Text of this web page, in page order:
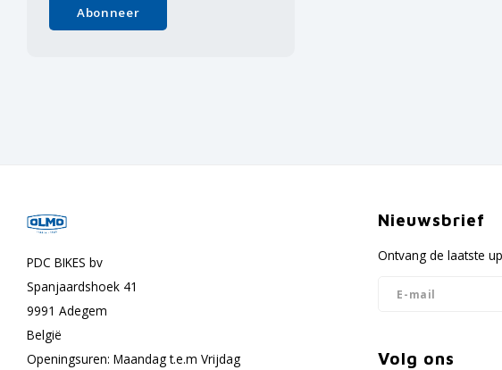
Abonneer
PDC BIKES bv
Spanjaardshoek 41
9991 Adegem
België
Openingsuren: Maandag t.e.m Vrijdag
Nieuwsbrief
Ontvang de laatste
Volg ons